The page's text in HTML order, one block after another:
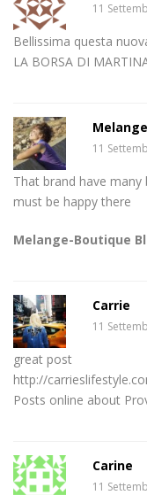
11
Bellissima questa
LA BORSA DI
11
That brand have
must be happy there
Melange-Boutique
Carrie
11
great post
http://
Posts online about
Carine
11